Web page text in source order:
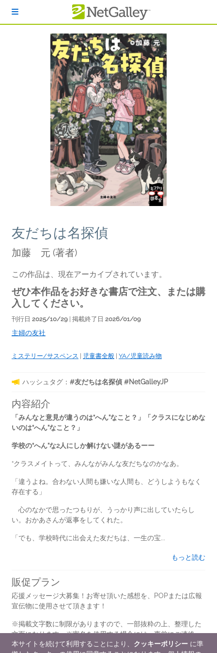
友だちは名探偵
加藤 元 (著者)
この作品は、現在アーカイブされています。
ぜひ本作品をお好きな書店で注文、または購
入してください。
刊行日 2025/10/29 | 掲載終了日 2026/01/09
主婦の友社
ミステリー/サスペンス 児童書全般 YA/児童読み物
ハッシュタグ： #友だちは名探偵 #NetGalleyJP
内容紹介
「みんなと意見が違うのは“へん”なこと？」「クラスになじめな
いのは“へん”なこと？」
学校の“へん”な2人にしか解けない謎があるーー
“クラスメイトって、みんながみんな友だちなのかなあ。
「違うよね。合わない人間も嫌いな人間も、どうしようもなく
存在する」
心のなかで思ったつもりが、うっかり声に出していたらし
い。おかあさんが返事をしてくれた。
「でも、学校時代に出会えた友だちは、一生の宝...
もっと読む
販促プラン
応援メッセージ大募集！お寄せ頂いた感想を、POPまたは広報
宣伝物に使用させて頂きます！
※掲載文字数に制限がありますので、一部抜粋の上、整理した
文面になります。※実名を使用する場合には、事前にご連絡・
確認を致します。
本サイトを続けて利用することにより、 クッキーポリシー に準